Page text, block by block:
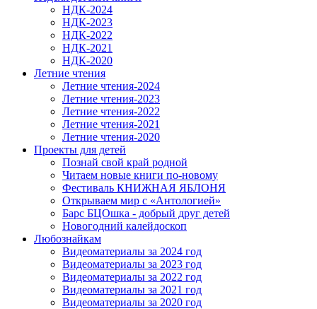
НДК-2024
НДК-2023
НДК-2022
НДК-2021
НДК-2020
Летние чтения
Летние чтения-2024
Летние чтения-2023
Летние чтения-2022
Летние чтения-2021
Летние чтения-2020
Проекты для детей
Познай свой край родной
Читаем новые книги по-новому
Фестиваль КНИЖНАЯ ЯБЛОНЯ
Открываем мир с «Антологией»
Барс БЦОшка - добрый друг детей
Новогодний калейдоскоп
Любознайкам
Видеоматериалы за 2024 год
Видеоматериалы за 2023 год
Видеоматериалы за 2022 год
Видеоматериалы за 2021 год
Видеоматериалы за 2020 год